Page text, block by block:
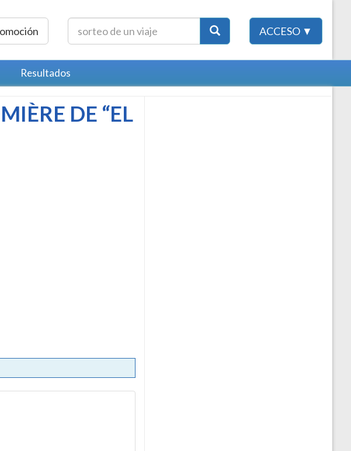
ACCESO ▼
Resultados
DE “EL